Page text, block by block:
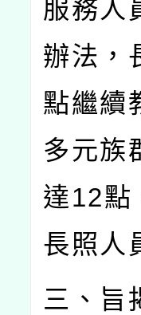
服務人
辦法，
點繼續
多元族
達12點
長照人
三、旨